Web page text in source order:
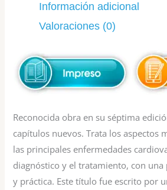
Información adicional
Valoraciones (0)
Reconocida obra en su séptima
capítulos nuevos. Trata los aspectos
las principales enfermedades
diagnóstico y el tratamiento, con una
y práctica. Este título fue escrito por